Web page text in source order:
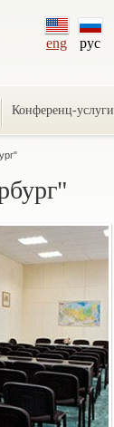
eng рус
Конференц-услуги